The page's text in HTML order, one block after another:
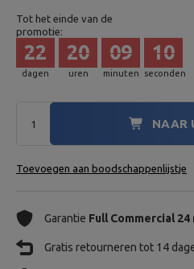
Tot het einde van de
promotie:
dagen
22
uren
20
minuten
09
seconden
09
NAAR
Toevoegen aan boodschappenlijstje
Garantie Full Commercial
Gratis retourneren tot 14